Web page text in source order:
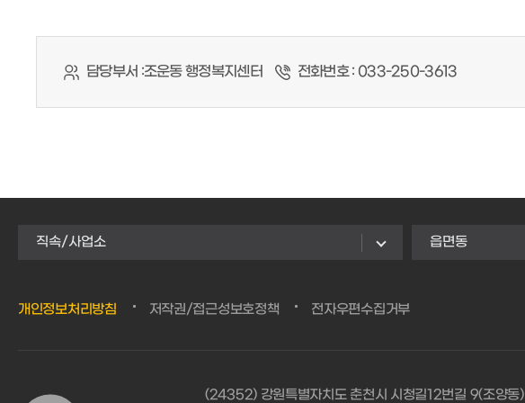
담당부서 :조운동 행정복지센터 전화번호 : 033-250-3613
직속/사업소 읍면동
개인정보처리방침 저작권/접근성보호정책 전자우편수집거부
(24352) 강원특별자치도 춘천시 시청길12번길 9(조양동)